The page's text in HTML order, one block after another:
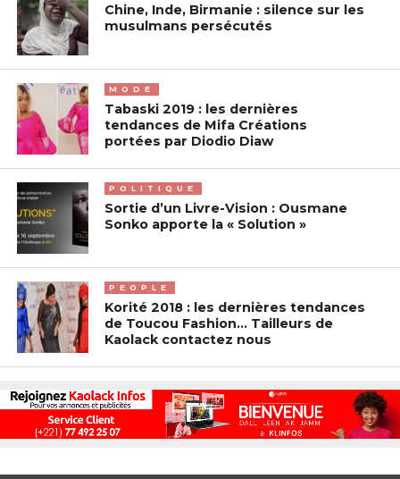
Chine, Inde, Birmanie : silence sur les
musulmans persécutés
MODE
Tabaski 2019 : les dernières
tendances de Mifa Créations
portées par Diodio Diaw
POLITIQUE
Sortie d’un Livre-Vision : Ousmane
Sonko apporte la « Solution »
PEOPLE
Korité 2018 : les dernières tendances
de Toucou Fashion… Tailleurs de
Kaolack contactez nous